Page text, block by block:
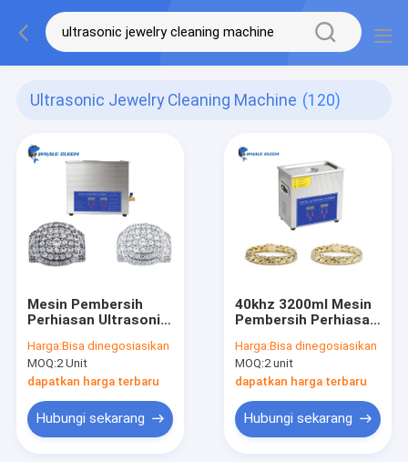
Ultrasonic Jewelry Cleaning Machine (120)
Mesin Pembersih
Perhiasan Ultrasonik
22L 600W
Harga:Bisa dinegosiasikan
MOQ:2 Unit
dapatkan harga terbaru
Hubungi sekarang
40khz 3200ml Mesin
Pembersih Perhiasan
Dapat Disesuaikan
Harga:Bisa dinegosiasikan
MOQ:2 unit
dapatkan harga terbaru
Hubungi sekarang